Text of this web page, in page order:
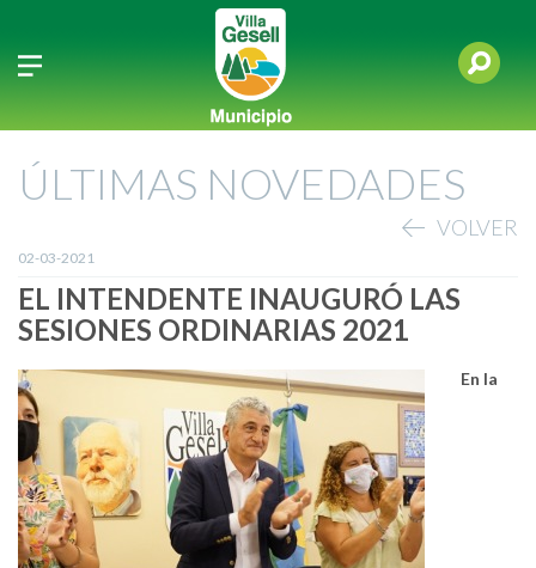
ÚLTIMAS NOVEDADES
VOLVER
02-03-2021
EL INTENDENTE INAUGURÓ LAS
SESIONES ORDINARIAS 2021
En la